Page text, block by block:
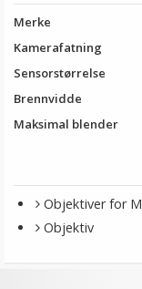
Merke
Kamerafatning
Sensorstørrelse
Brennvidde
Maksimal blender
Objektiver for
Objektiv